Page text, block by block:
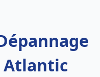
Atlantic